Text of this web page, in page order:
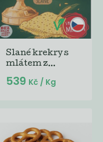
Slané krekry s
mlátem z...
539 Kč / Kg